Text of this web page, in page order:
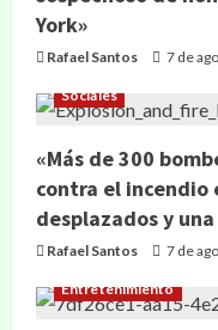
York»
Rafael Santos 7 de
Sociales
«Más de 300
contra el incendio
desplazados y
Rafael Santos 7 de
Entretenimiento